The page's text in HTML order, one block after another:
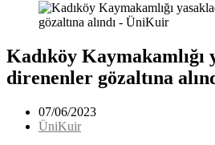
Kadıköy Kaymakamlığı
direnenler gözaltına
07/06/2023
ÜniKuir